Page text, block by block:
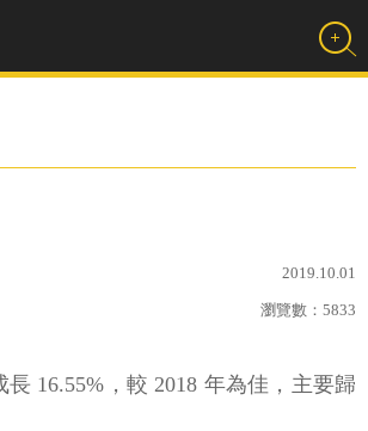
2019.10.01
瀏覽數： 5833
16.55%，較 2018 年為佳，主要歸